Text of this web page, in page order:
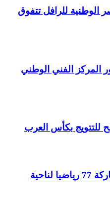
الوطنية للرافل تتفوق
المركز الفني الوطني
للتتويج بكأس العرب
الرماية بالمسدس الآلي: مشاركة 77 رياضيا لناحية